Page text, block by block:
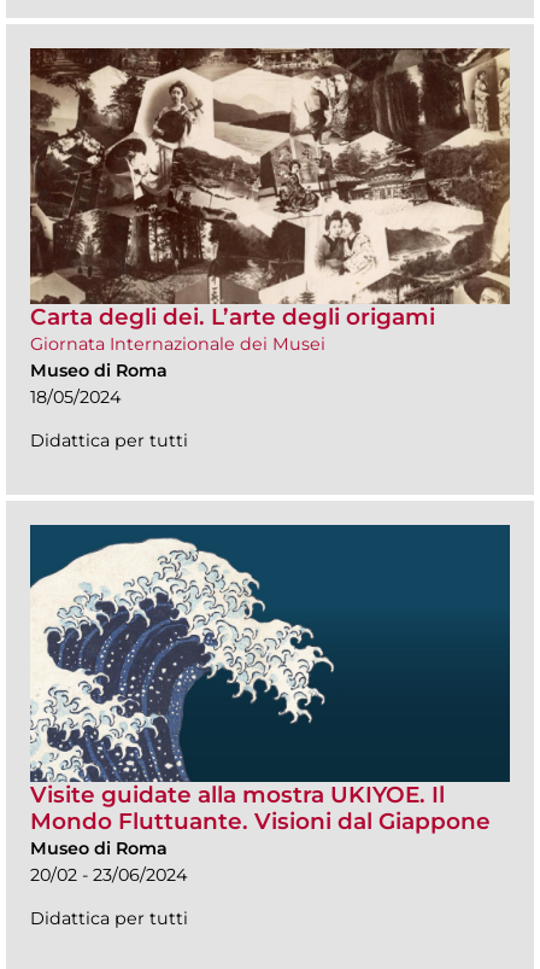
Carta degli dei. L’arte degli origami
Giornata Internazionale dei Musei
Museo di Roma
18/05/2024
Didattica per tutti
Visite guidate alla mostra UKIYOE. Il
Mondo Fluttuante. Visioni dal Giappone
Museo di Roma
20/02 - 23/06/2024
Didattica per tutti